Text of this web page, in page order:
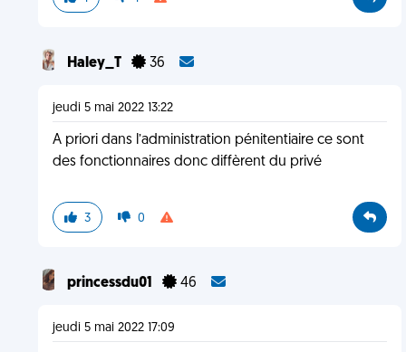
Haley_T 36
jeudi 5 mai 2022 13:22
A priori dans l’administration pénitentiaire ce sont
des fonctionnaires donc diffèrent du privé
3 0
princessdu01 46
jeudi 5 mai 2022 17:09